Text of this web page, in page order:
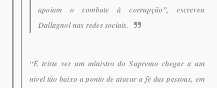
apoiam o combate à corrupção”, escreveu
Dallagnol nas redes sociais.
“É triste ver um ministro do Supremo chegar a um
nível tão baixo a ponto de atacar a fé das pessoas, em